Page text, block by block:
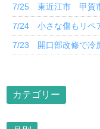
7/25 東近江市 甲賀
7/24 小さな傷もリペ
7/23 開口部改修で冷
カテゴリー